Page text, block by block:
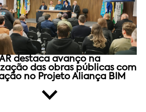
destaca avanço na
das obras públicas com
no Projeto Aliança BIM